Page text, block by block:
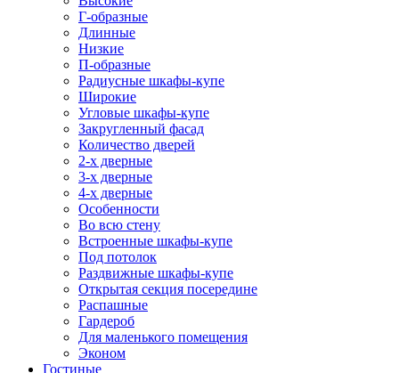
Г-образные
Длинные
Низкие
П-образные
Радиусные шкафы-купе
Широкие
Угловые шкафы-купе
Закругленный фасад
Количество дверей
2-х дверные
3-х дверные
4-х дверные
Особенности
Во всю стену
Встроенные шкафы-купе
Под потолок
Раздвижные шкафы-купе
Открытая секция посередине
Распашные
Гардероб
Для маленького помещения
Эконом
Гостиные